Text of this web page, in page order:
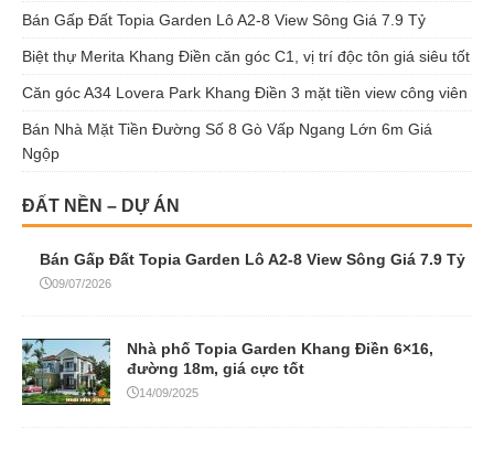
Bán Gấp Đất Topia Garden Lô A2-8 View Sông Giá 7.9 Tỷ
Biệt thự Merita Khang Điền căn góc C1, vị trí độc tôn giá siêu tốt
Căn góc A34 Lovera Park Khang Điền 3 mặt tiền view công viên
Bán Nhà Mặt Tiền Đường Số 8 Gò Vấp Ngang Lớn 6m Giá
Ngộp
ĐẤT NỀN – DỰ ÁN
Bán Gấp Đất Topia Garden Lô A2-8 View Sông Giá 7.9 Tỷ
09/07/2026
Nhà phố Topia Garden Khang Điền 6×16,
đường 18m, giá cực tốt
14/09/2025